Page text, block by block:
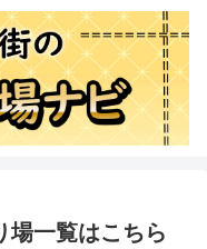
場一覧はこちら